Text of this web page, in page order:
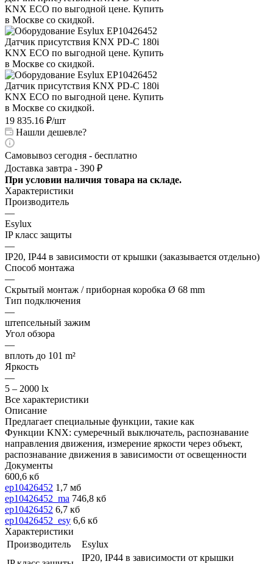
19 835.16 ₽/шт
Нашли дешевле?
Самовывоз сегодня - бесплатно
Доставка завтра - 390 ₽
При условии наличия товара на складе.
Характеристики
Производитель
—
Esylux
IP класс защиты
—
IP20, IP44 в зависимости от крышки (заказывается отдельно)
Способ монтажа
—
Скрытый монтаж / приборная коробка Ø 68 mm
Тип подключения
—
штепсельный зажим
Угол обзора
—
вплоть до 101 m²
Яркость
—
5 – 2000 lx
Все характеристики
Описание
Предлагает специальные функции, такие как
Функции KNX: сумеречный выключатель, распознавание
направления движения, измерение яркости через объект,
распознавание движения в зависимости от освещенности
Документы
600,6 кб
ep10426452 1,7 мб
ep10426452_ma 746,8 кб
ep10426452 6,7 кб
ep10426452_esy 6,6 кб
Характеристики
Производитель
Esylux
IP20, IP44 в зависимости от крышки